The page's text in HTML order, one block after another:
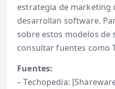
estrategia de marketing
desarrollan software.
sobre estos modelos de
consultar fuentes como
Fuentes:
– Techopedia: